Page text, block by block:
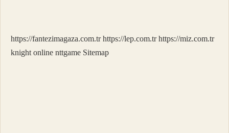
https://fantezimagaza.com.tr https://lep.com.tr https://miz.com.tr
knight online nttgame Sitemap